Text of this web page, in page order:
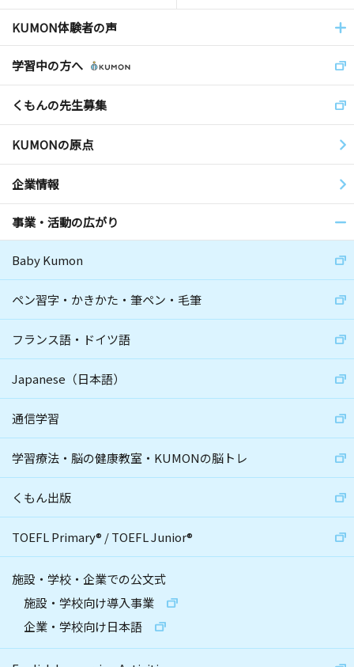
KUMON体験者の声
学習中の方へ
くもんの先生募集
KUMONの原点
企業情報
事業・活動の広がり
Baby Kumon
ペン習字・かきかた・筆ペン・毛筆
フランス語・ドイツ語
Japanese（日本語）
通信学習
学習療法・脳の健康教室・KUMONの脳トレ
くもん出版
TOEFL Primary® /TOEFL Junior®
施設・学校・企業での公文式
施設・学校向け導入事業
企業・学校向け日本語